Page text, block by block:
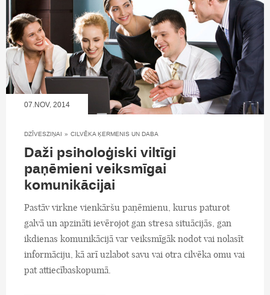
07.NOV, 2014
DZĪVESZIŅAI » CILVĒKA ĶERMENIS UN DABA
Daži psiholoģiski viltīgi
paņēmieni veiksmīgai
komunikācijai
Pastāv virkne vienkāršu paņēmienu, kurus paturot
galvā un apzināti ievērojot gan stresa situācijās, gan
ikdienas komunikācijā var veiksmīgāk nodot vai nolasīt
informāciju, kā arī uzlabot savu vai otra cilvēka omu vai
pat attiecībaskopumā.